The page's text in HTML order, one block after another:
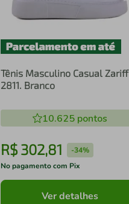
Tênis Masculino Casual Zariff
2811. Branco
10.625 pontos
R$ 302,81 -34%
No pagamento com Pix
Ver detalhes